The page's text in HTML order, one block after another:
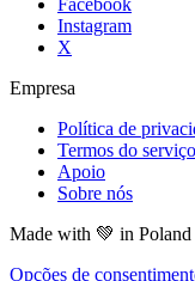
Instagram
X
Empresa
Política de
Termos do serviço
Apoio
Sobre nós
Made with 💚 in Poland
Opções de